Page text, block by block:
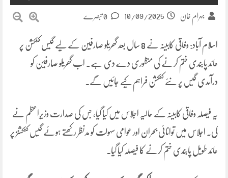
بہرام خان 10/09/2025
اسلام آباد: وفاقی کابینہ نے 8 سال بعد گھریلو صارفین کے لیے گیس کنکشن پر
عائد پابندی ختم کرنے کی منظوری دے دی ہے۔ اب گھریلو صارفین کو
درآمدی گیس پر نئے کنکشن فراہم کیے جائیں گے۔
یہ فیصلہ وفاقی کابینہ کے حالیہ اجلاس میں کیا گیا، جس کی صدارت وزیرِاعظم نے
کی۔ اجلاس میں توانائی بحران اور عوامی سہولت کو مدنظر رکھتے ہوئے گیس کنکشنز پر
عائد طویل پابندی ختم کرنے کا فیصلہ کیا گیا۔